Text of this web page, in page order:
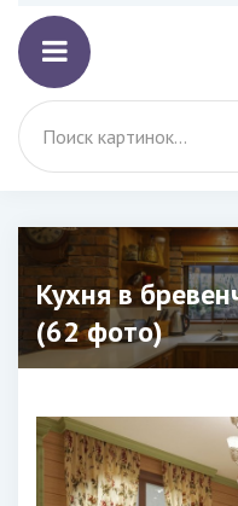
Кухня в
(62 фото)